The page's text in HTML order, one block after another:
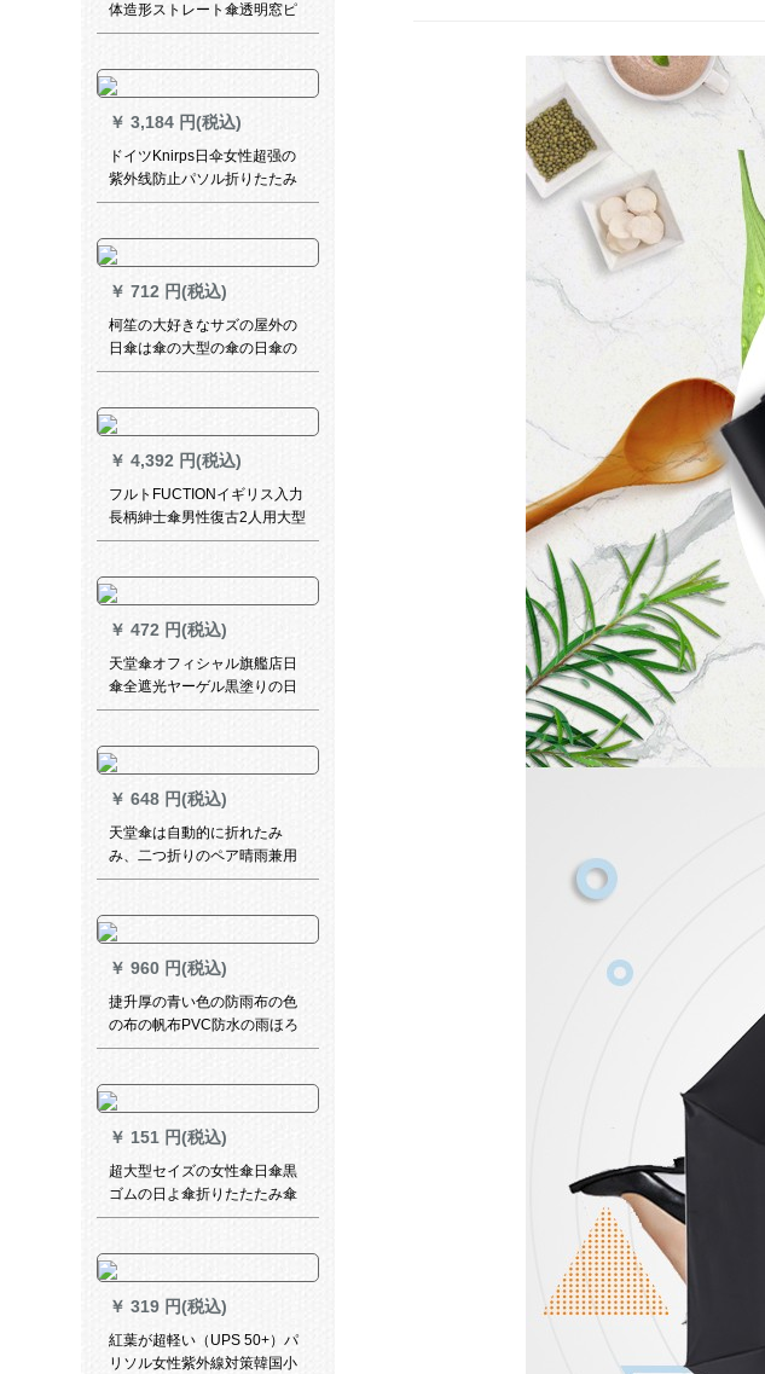
体造形ストレート傘透明窓ピ
ンキノコ48 cm*8 k
￥ 3,184 円(税込)
ドイツKnirps日伞女性超强の
紫外线防止パソル折りたたみ
た伞手动で折ったばかりのみ
ートプロシュートS 051シリー
ズネル
￥ 712 円(税込)
柯笙の大好きなサズの屋外の
日傘は傘の大型の傘の日傘の
露店を広げます。
￥ 4,392 円(税込)
フルトFUCTIONイギリス入力
長柄紳士傘男性復古2人用大型
补强傘ブラザーズCoissioner
￥ 472 円(税込)
天堂傘オフィシャル旗艦店日
傘全遮光ヤーゲル黒塗りの日
よけ傘小ぶり折りたたみ畳傘
￥ 648 円(税込)
天堂傘は自動的に折れたみ
み、二つ折りのペア晴雨兼用
傘を強化します。
￥ 960 円(税込)
捷升厚の青い色の防雨布の色
の布の帆布PVC防水の雨ほろ
の布の油布のトラックの日よ
ぼうの4メ-トル*7メ-トル*7メ-
トルトル
￥ 151 円(税込)
超大型セイズの女性傘日傘黒
ゴムの日よ傘折りたたたみ傘
供用紫外線防止傘と水に合わ
ハスの葉のサイドップ（1-2人
使用）
￥ 319 円(税込)
紅葉が超軽い（UPS 50+）パ
リソル女性紫外線対策韓国小